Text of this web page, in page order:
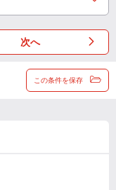
次へ
この条件を保存